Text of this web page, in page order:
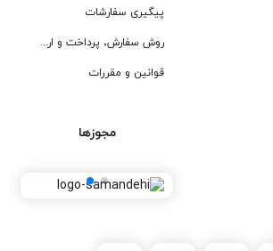
پیگیری سفارشات
روش سفارش، پرداخت و ارسال
قوانین و مقررات
مجوزها